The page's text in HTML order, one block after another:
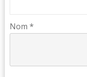
Nom *